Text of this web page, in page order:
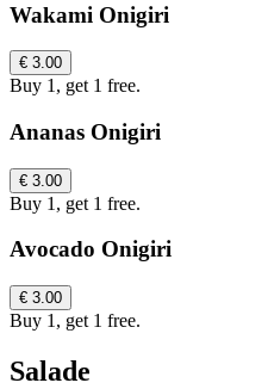
Wakami Onigiri
€ 3.00
Buy 1, get 1 free.
Ananas Onigiri
€ 3.00
Buy 1, get 1 free.
Avocado Onigiri
€ 3.00
Buy 1, get 1 free.
Salade